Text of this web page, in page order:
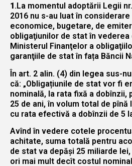
1 .La momentul adoptării Legii
2016 nu s-au luat în
economice, bugetare, de
obligaţiunilor de stat în
Ministerul Finanţelor a
garanţiile de stat în fața Băncii
În art. 2 alin. (4) din legea sus-
că: „Obligațiunile de stat vor fi
nominală, la rata fixă a dobînzii,
25 de ani, în volum total de pînă
cu rata efectivă a dobînzii de 5
Avînd în vedere cotele
achitate, suma totală pentru
de stat va depăși 25 miliarde
ori mai mult decît costul